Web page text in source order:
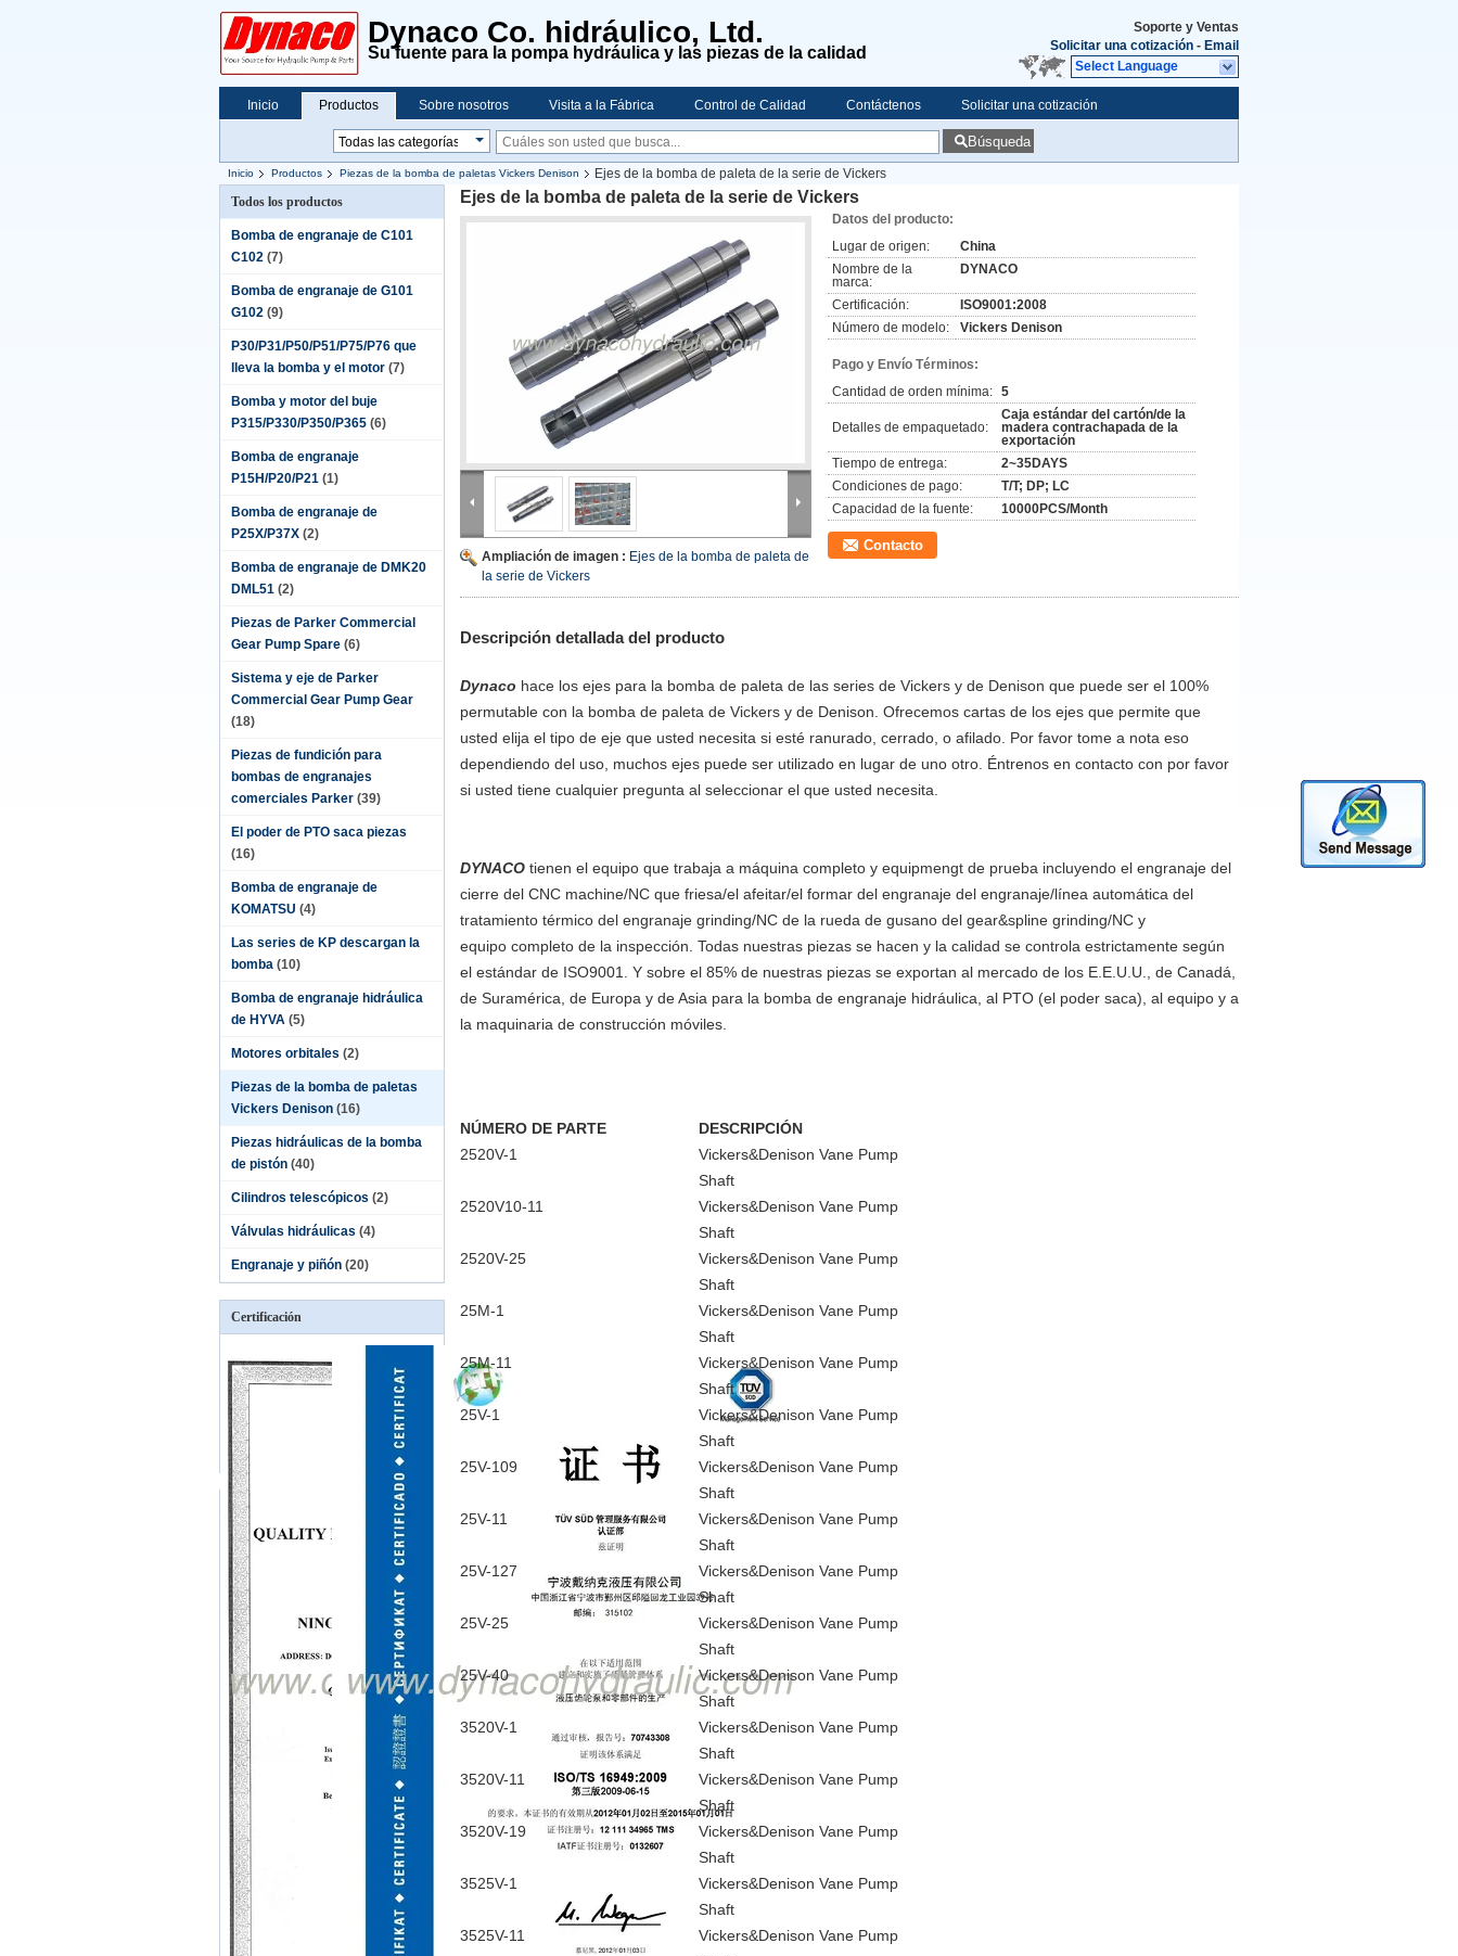
Dynaco Co. hidráulico, Ltd.
Su fuente para la pompa hydráulica y las piezas de la calidad
Soporte y Ventas
Solicitar una cotización - Email
Select Language
Inicio Productos Sobre nosotros Visita a la Fábrica Control de Calidad Contáctenos Solicitar una cotización
Búsqueda
Inicio Productos Piezas de la bomba de paletas Vickers Denison
Ejes de la bomba de paleta de la serie de Vickers
Todos los productos
Bomba de engranaje de C101
C102 (7)
Bomba de engranaje de G101
G102 (9)
P30/P31/P50/P51/P75/P76 que
lleva la bomba y el motor (7)
Bomba y motor del buje
P315/P330/P350/P365 (6)
Bomba de engranaje
P15H/P20/P21 (1)
Bomba de engranaje de
P25X/P37X (2)
Bomba de engranaje de DMK20
DML51 (2)
Piezas de Parker Commercial
Gear Pump Spare (6)
Sistema y eje de Parker
Commercial Gear Pump Gear
(18)
Piezas de fundición para
bombas de engranajes
comerciales Parker (39)
El poder de PTO saca piezas
(16)
Bomba de engranaje de
KOMATSU (4)
Las series de KP descargan la
bomba (10)
Bomba de engranaje hidráulica
de HYVA (5)
Motores orbitales (2)
Piezas de la bomba de paletas
Vickers Denison (16)
Piezas hidráulicas de la bomba
de pistón (40)
Cilindros telescópicos (2)
Válvulas hidráulicas (4)
Engranaje y piñón (20)
Certificación
Ejes de la bomba de paleta de la serie de Vickers
Ampliación de imagen : Ejes de la bomba de paleta de
la serie de Vickers
Datos del producto:
Lugar de origen:
China
Nombre de la
marca:
DYNACO
Certificación:
ISO9001:2008
Número de modelo:
Vickers Denison
Pago y Envío Términos:
Cantidad de orden mínima: 5
Detalles de empaquetado:
Caja estándar del cartón/de la
madera contrachapada de la
exportación
Tiempo de entrega:
2~35DAYS
Condiciones de pago:
T/T; DP; LC
Capacidad de la fuente:
10000PCS/Month
Contacto
Descripción detallada del producto
Dynaco hace los ejes para la bomba de paleta de las series de Vickers y de Denison que puede ser el 100%
permutable con la bomba de paleta de Vickers y de Denison. Ofrecemos cartas de los ejes que permite que
usted elija el tipo de eje que usted necesita si esté ranurado, cerrado, o afilado. Por favor tome a nota eso
dependiendo del uso, muchos ejes puede ser utilizado en lugar de uno otro. Éntrenos en contacto con por favor
si usted tiene cualquier pregunta al seleccionar el que usted necesita.
DYNACO tienen el equipo que trabaja a máquina completo y equipmengt de prueba incluyendo el engranaje del
cierre del CNC machine/NC que friesa/el afeitar/el formar del engranaje del engranaje/línea automática del
tratamiento térmico del engranaje grinding/NC de la rueda de gusano del gear&spline grinding/NC y
equipo completo de la inspección. Todas nuestras piezas se hacen y la calidad se controla estrictamente según
el estándar de ISO9001. Y sobre el 85% de nuestras piezas se exportan al mercado de los E.E.U.U., de Canadá,
de Suramérica, de Europa y de Asia para la bomba de engranaje hidráulica, al PTO (el poder saca), al equipo y a
la maquinaria de construcción móviles.
NÚMERO DE PARTE
DESCRIPCIÓN
2520V-1
Vickers&Denison Vane Pump
Shaft
2520V10-11
Vickers&Denison Vane Pump
Shaft
2520V-25
Vickers&Denison Vane Pump
Shaft
25M-1
Vickers&Denison Vane Pump
Shaft
25M-11
Vickers&Denison Vane Pump
Shaft
25V-1
Vickers&Denison Vane Pump
Shaft
25V-109
Vickers&Denison Vane Pump
Shaft
25V-11
Vickers&Denison Vane Pump
Shaft
25V-127
Vickers&Denison Vane Pump
Shaft
25V-25
Vickers&Denison Vane Pump
Shaft
25V-40
Vickers&Denison Vane Pump
Shaft
3520V-1
Vickers&Denison Vane Pump
Shaft
3520V-11
Vickers&Denison Vane Pump
Shaft
3520V-19
Vickers&Denison Vane Pump
Shaft
3525V-1
Vickers&Denison Vane Pump
Shaft
3525V-11
Vickers&Denison Vane Pump